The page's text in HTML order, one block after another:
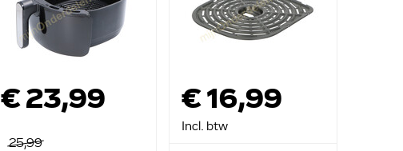
€ 23,99
25,99
€ 16,99
Incl. btw